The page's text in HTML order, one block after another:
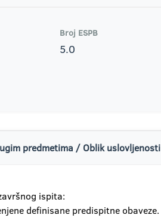
Broj ESPB
5.0
predmetima / Oblik uslovljenosti
ispita:
definisane predispitne obaveze.